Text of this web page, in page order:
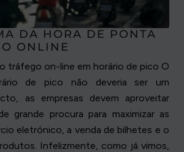
DA HORA DE PONTA
ONLINE
tráfego on-line em horário de pico O
de pico não deveria ser um
as empresas devem aproveitar
grande procura para maximizar as
eletrónico, a venda de bilhetes e o
Infelizmente, como já vimos,